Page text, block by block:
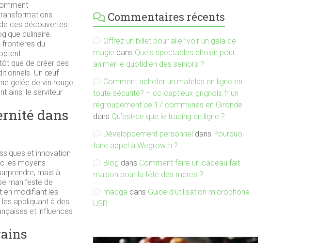
ces découvertes
culinaire.
frontières du
que de créer des
Un œuf
gelée de vin rouge
ainsi le serviteur
dans
et innovation
les moyens
mais à
manifeste de
en modifiant les
appliquant à des
et influences
Commentaires récents
Offrez un billet pour aller voir un gala de
magie dans Quels spectacles choisir pour
animer le quotidien des seniors ?
Comment acheter un matelas en ligne en
toute sécurité? – cc-captieux-grignols.fr un
regroupement de 17 communes en Gironde
dans Qu’est-ce que le trading en ligne ?
Développement personnel dans Pourquoi
faire appel à Wegrowth ?
Blog dans Comment faire un cadeau fait
maison pour la fête des mères ?
madga dans Guide d’utilisation microphone
USB